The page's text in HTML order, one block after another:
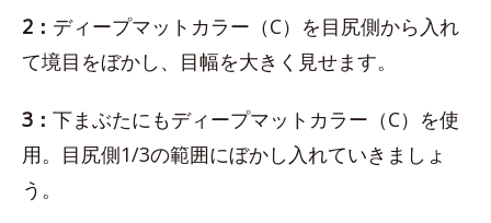
2： ディープマットカラー（C）を目尻側から入れ
て境目をぼかし、目幅を大きく見せます。
3： 下まぶたにもディープマットカラー（C）を使
用。目尻側1/3の範囲にぼかし入れていきましょ
う。